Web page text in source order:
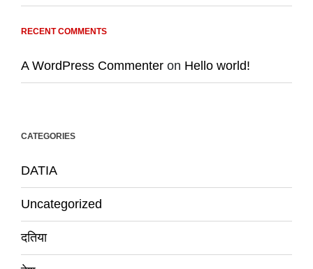
RECENT COMMENTS
A WordPress Commenter on Hello world!
CATEGORIES
DATIA
Uncategorized
दतिया